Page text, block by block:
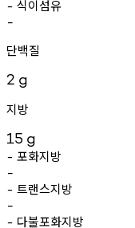
- 식이섬유
-
단백질
2 g
지방
15 g
- 포화지방
-
- 트랜스지방
-
- 다불포화지방